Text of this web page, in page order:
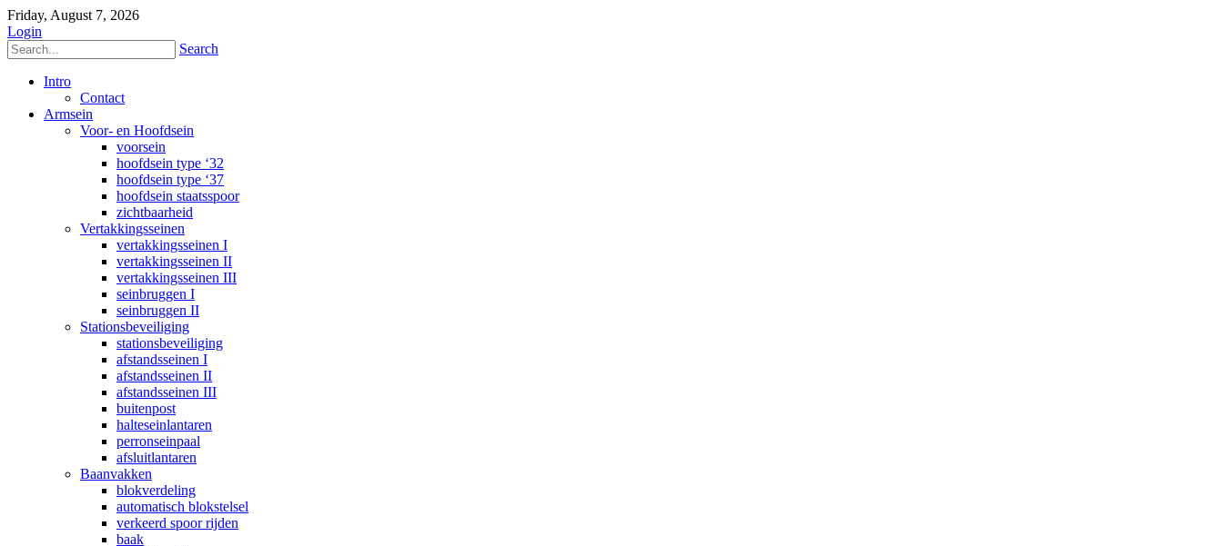
Friday, August 7, 2026
Login
Search
Intro
Contact
Armsein
Voor- en Hoofdsein
voorsein
hoofdsein type ‘32
hoofdsein type ‘37
hoofdsein staatsspoor
zichtbaarheid
Vertakkingsseinen
vertakkingsseinen I
vertakkingsseinen II
vertakkingsseinen III
seinbruggen I
seinbruggen II
Stationsbeveiliging
stationsbeveiliging
afstandsseinen I
afstandsseinen II
afstandsseinen III
buitenpost
halteseinlantaren
perronseinpaal
afsluitlantaren
Baanvakken
blokverdeling
automatisch blokstelsel
verkeerd spoor rijden
baak